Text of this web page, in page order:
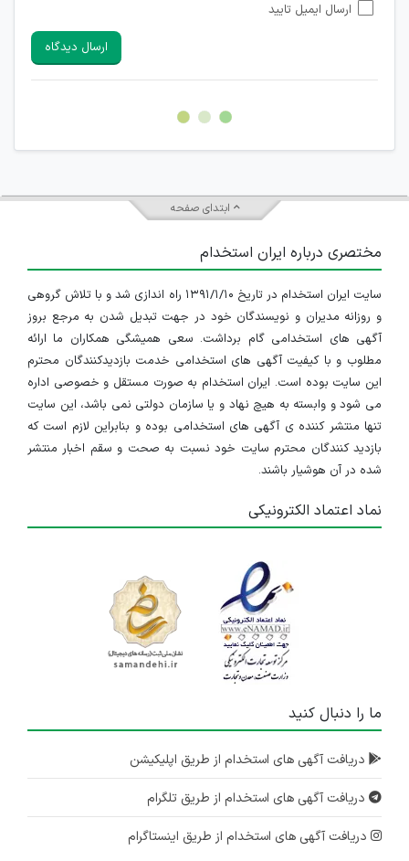
امکان تأیید نظرات کاربرانی که به هر طریقی قصد مأیوس کردن
هرگونه تحریک، تحقیر و کنایه به سایر افراد (مسئول و غیر مسئول)
غیر مجاز می باشد.
امکان هماهنگی برای هرگونه ملاقات حضوری چه به صورت دسته
ارسال ایمیل تایید
ارسال دیدگاه
ابتدای صفحه
مختصری درباره ایران استخدام
سایت ایران استخدام در تاریخ ۱۳۹۱/۱/۱۰ راه اندازی شد و با تلاش گروهی
و روزانه مدیران و نویسندگان خود در جهت تبدیل شدن به مرجع بروز
آگهی های استخدامی گام برداشت. سعی همیشگی همکاران ما ارائه
مطلوب و با کیفیت آگهی های استخدامی خدمت بازدیدکنندگان محترم
این سایت بوده است. ایران استخدام به صورت مستقل و خصوصی اداره
می شود و وابسته به هیچ نهاد و یا سازمان دولتی نمی باشد، این سایت
تنها منتشر کننده ی آگهی های استخدامی بوده و بنابراین لازم است که
بازدید کنندگان محترم سایت خود نسبت به صحت و سقم اخبار منتشر
شده در آن هوشیار باشند.
نماد اعتماد الکترونیکی
ما را دنبال کنید
دریافت آگهی های استخدام از طریق اپلیکیشن
دریافت آگهی های استخدام از طریق تلگرام
دریافت آگهی های استخدام از طریق اینستاگرام